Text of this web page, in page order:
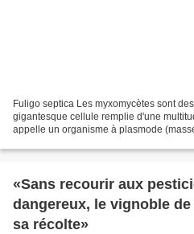
Fuligo septica Les myxomycètes sont
gigantesque cellule remplie d'une
appelle un organisme à plasmode
«Sans recourir aux
dangereux, le vignoble
sa récolte»